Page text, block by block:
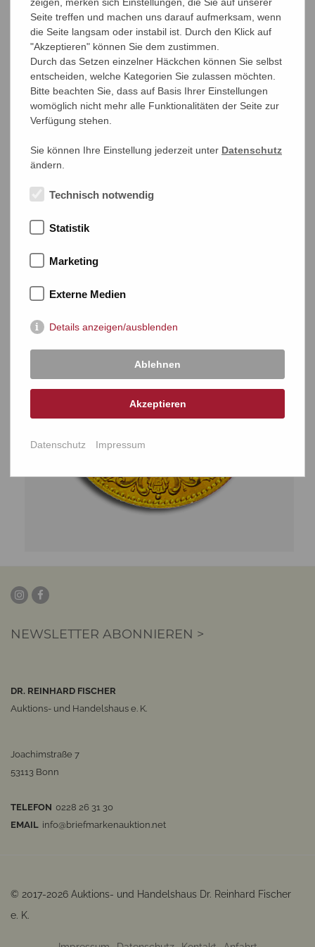
Stücke, in Silber 2, 3 und 5 Mark-Stücke. Vor der
Reichsmark gab es die Währung Schilling. Mit Beginn
der Weimarer Republik ging leider auch das
Münzenland Hamburg zu Ende.
NEWSLETTER ABONNIEREN >
DR. REINHARD FISCHER
Auktions- und Handelshaus e. K.
Joachimstraße 7
53113 Bonn
TELEFON 0228 26 31 30
EMAIL info@briefmarkenauktion.net
© 2017-2026 Auktions- und Handelshaus Dr. Reinhard Fischer
e. K.
zeigen, merken sich Einstellungen, die Sie auf unserer
Seite treffen und machen uns darauf aufmerksam, wenn
die Seite langsam oder instabil ist. Durch den Klick auf
"Akzeptieren" können Sie dem zustimmen.
Durch das Setzen einzelner Häckchen können Sie selbst
entscheiden, welche Kategorien Sie zulassen möchten.
Bitte beachten Sie, dass auf Basis Ihrer Einstellungen
womöglich nicht mehr alle Funktionalitäten der Seite zur
Verfügung stehen.
Sie können Ihre Einstellung jederzeit unter Datenschutz
ändern.
Technisch notwendig
Statistik
Marketing
Externe Medien
Details anzeigen/ausblenden
Ablehnen
Akzeptieren
Datenschutz Impressum